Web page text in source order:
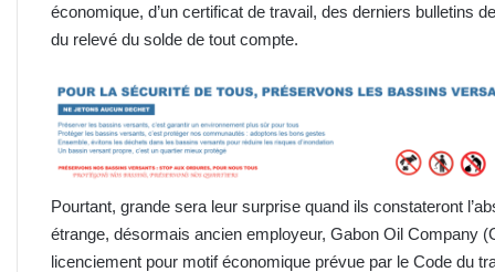
économique, d’un certificat de travail, des derniers bulletins
du relevé du solde de tout compte.
Pourtant, grande sera leur surprise quand ils constateront
étrange, désormais ancien employeur, Gabon Oil Company
licenciement pour motif économique prévue par le Code du